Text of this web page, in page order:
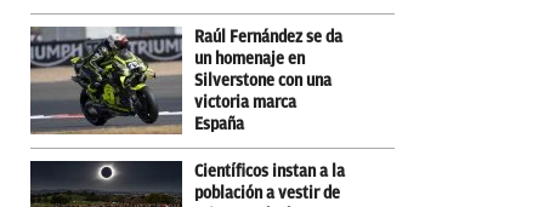
Raúl Fernández se da
un homenaje en
Silverstone con una
victoria marca
España
Científicos instan a la
población a vestir de